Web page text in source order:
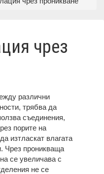
чрез
различни
трябва да
съединения,
порите на
изтласкат влагата
Чрез проникваща
се увеличава с
не се